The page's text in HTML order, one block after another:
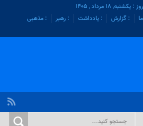
: یکشنبه, ۱۸ مرداد , ۱۴۰۵
: گزارش : یادداشت : رهبر
: مذهبی